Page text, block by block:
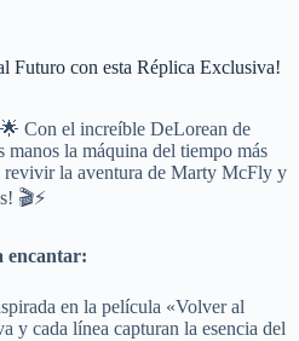
Futuro con esta Réplica Exclusiva!
Con el increíble DeLorean de
manos la máquina del tiempo más
revivir la aventura de Marty McFly y
🎬⚡
encantar:
en la película «Volver al
y cada línea capturan la esencia del